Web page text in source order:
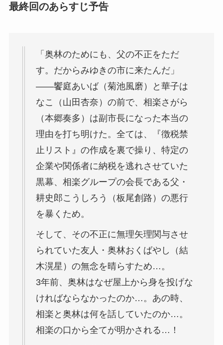
最終回のあらすじ予告
「奥林のためにも、父の不正をただ
す。だからみゆきの市に来たんだ」
――饗庭あいば（菊池風磨）と華子は
なこ（山田杏奈）の前で、相楽さがら
（本郷奏多）は副市長になった本当の
理由を打ち明けた。全ては、『徴税禁
止リスト』の作成を裏で操り、特定の
企業や関係者に納税を逃れさせていた
黒幕、相楽グループの会長である父・
耕史郎こうしろう（板尾創路）の悪行
を暴くため。
そして、その不正に無理矢理関与させ
られていた友人・奥林おくばやし（結
木滉星）の無念を晴らすため…。
3年前、奥林はなぜ屋上から身を投げな
ければならなかったのか…。あの時、
相楽と奥林は何を話していたのか…。
相楽の口から全てが明かされる…！